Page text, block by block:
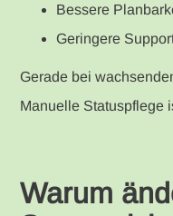
Bessere
Geringere
Gerade bei
Manuelle Statuspflege
Warum